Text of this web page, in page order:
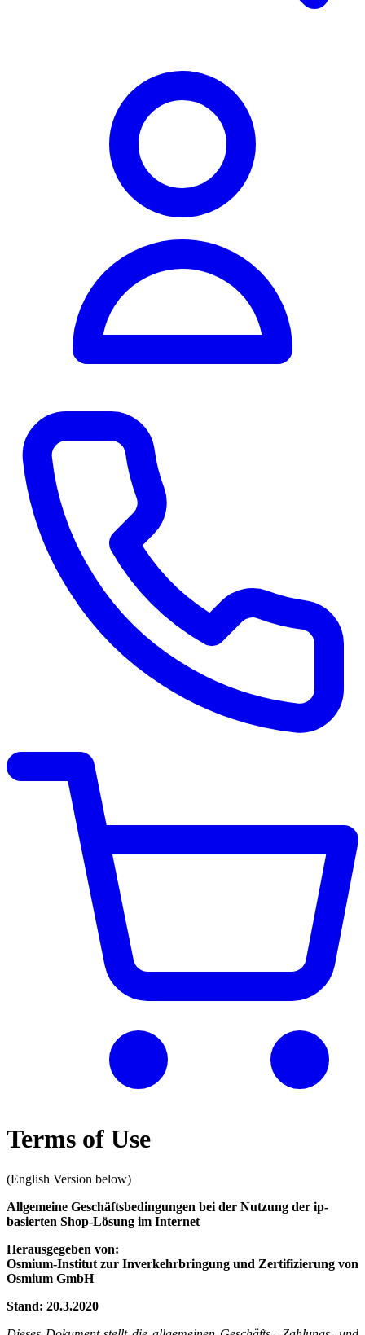
Terms of Use
(English Version below)
Allgemeine Geschäftsbedingungen bei der Nutzung der ip-
basierten Shop-Lösung im Internet
Herausgegeben von:
Osmium-Institut zur Inverkehrbringung und Zertifizierung von
Osmium GmbH
Stand: 20.3.2020